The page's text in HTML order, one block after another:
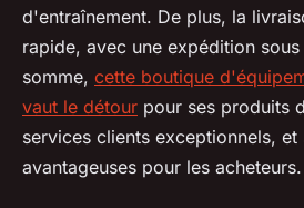
d'entraînement. De plus, la
rapide, avec une expédition
somme, cette boutique
vaut le détour pour ses produits
services clients exceptionnels,
avantageuses pour les acheteurs.